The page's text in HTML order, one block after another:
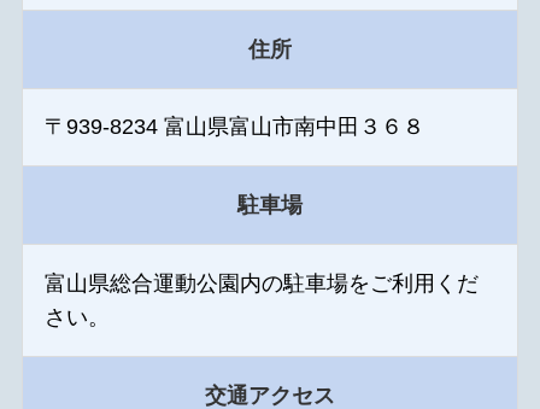
住所
〒939-8234 富山県富山市南中田３６８
駐車場
富山県総合運動公園内の駐車場をご利用くだ
さい。
交通アクセス